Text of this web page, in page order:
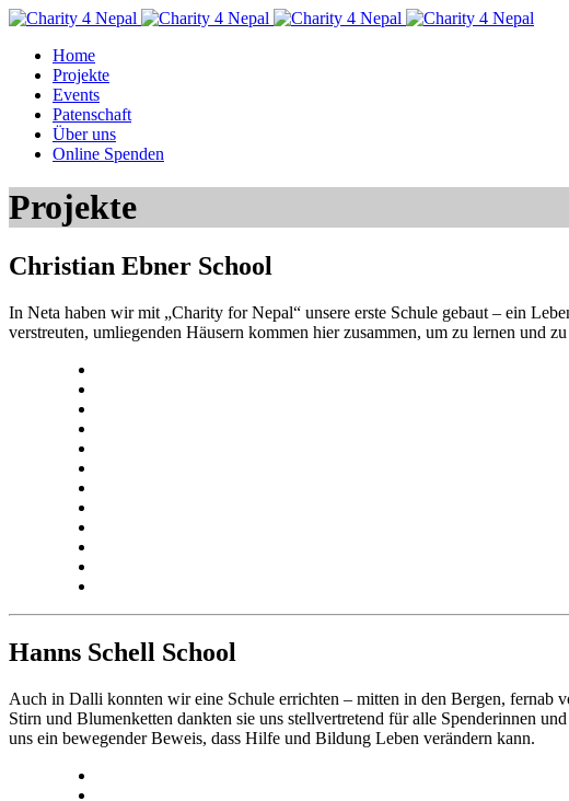
Home
Projekte
Events
Patenschaft
Über uns
Online Spenden
Projekte
Christian Ebner School
In Neta haben wir mit „Charity for Nepal“ unsere erste Schule gebaut – ein
verstreuten, umliegenden Häusern kommen hier zusammen, um zu lernen und
Hanns Schell School
Auch in Dalli konnten wir eine Schule errichten – mitten in den Bergen, fernab
Stirn und Blumenketten dankten sie uns stellvertretend für alle Spenderinnen
uns ein bewegender Beweis, dass Hilfe und Bildung Leben verändern kann.